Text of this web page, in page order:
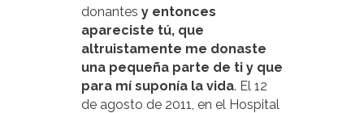
donantes y entonces
apareciste tú, que
altruistamente me donaste
una pequeña parte de ti y que
para mí suponía la vida. El 12
de agosto de 2011, en el Hospital